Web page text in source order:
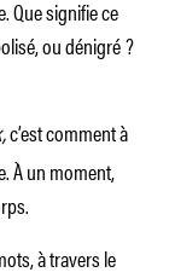
Que signifie ce
ou dénigré ?
c’est comment à
À un moment,
à travers le